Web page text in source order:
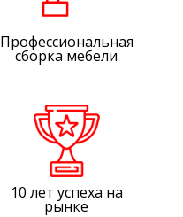
Профессиональная
сборка мебели
10 лет успеха на
рынке